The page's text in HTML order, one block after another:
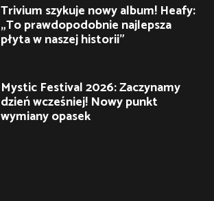
Trivium szykuje nowy album! Heafy:
„To prawdopodobnie najlepsza
płyta w naszej historii”
Mystic Festival 2026: Zaczynamy
dzień wcześniej! Nowy punkt
wymiany opasek